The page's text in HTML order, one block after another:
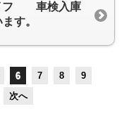
フ 車検入庫
す。
6 7 8
9
次へ